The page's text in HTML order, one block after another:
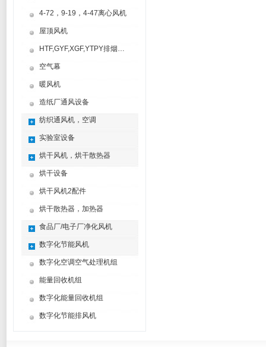
4-72，9-19，4-47离心风机
屋顶风机
HTF,GYF,XGF,YTPY排烟风机
空气幕
暖风机
造纸厂通风设备
纺织通风机，空调
实验室设备
烘干风机，烘干散热器
烘干设备
烘干风机2配件
烘干散热器，加热器
食品厂/电子厂净化风机
数字化节能风机
数字化空调空气处理机组
能量回收机组
数字化能量回收机组
数字化节能排风机